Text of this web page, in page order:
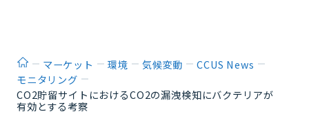
ホームマーケット 環境 気候変動
CCUS News
モニタリング
CO2貯留サイトにおけるCO2の漏洩検知にバクテリアが
有効とする考察